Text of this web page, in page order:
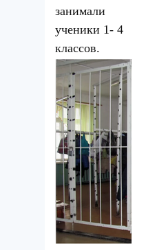
занимали
ученики 1- 4
классов.